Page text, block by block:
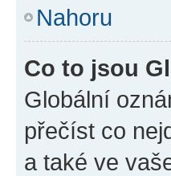
Nahoru
Co to jsou
Globální
přečíst co
a také ve